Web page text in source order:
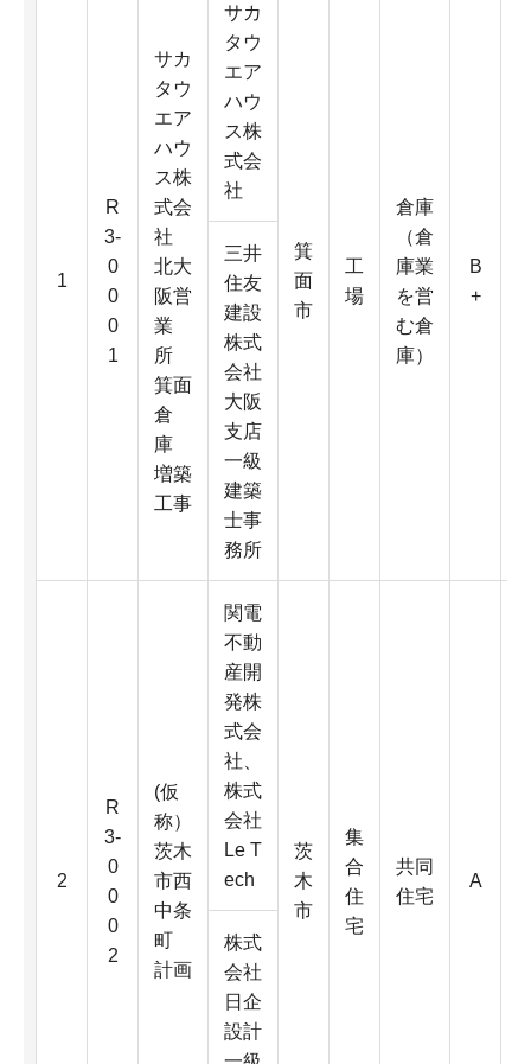
1
R
3-
0
0
0
1
サカ
タウ
エア
ハウ
ス株
式会
社
北大
阪営
業
所
箕面
倉
庫
増築
工事
サカ
タウ
エア
ハウ
ス株
式会
社
箕
面
市
工
場
倉庫
（倉
庫業
を営
む倉
庫）
B
+
三井
住友
建設
株式
会社
大阪
支店
一級
建築
士事
務所
2
R
3-
0
0
0
2
(仮
称）
茨木
市西
中条
町
計画
関電
不動
産開
発株
式会
社、
株式
会社
Le T
ech
茨
木
市
集
合
住
宅
共同
住宅
A
株式
会社
日企
設計